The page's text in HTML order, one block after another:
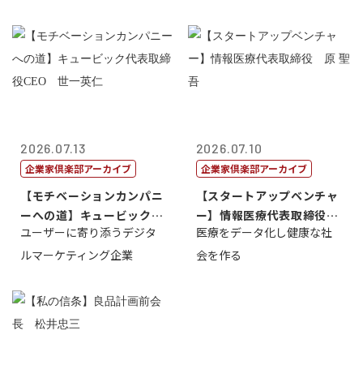
2026.07.13
企業家倶楽部アーカイブ
【モチベーションカンパニ
ーへの道】キュービック代
表取締役CE...
ユーザーに寄り添うデジタ
ルマーケティング企業
2026.07.10
企業家倶楽部アーカイブ
【スタートアップベンチャ
ー】情報医療代表取締役
原 聖吾
医療をデータ化し健康な社
会を作る